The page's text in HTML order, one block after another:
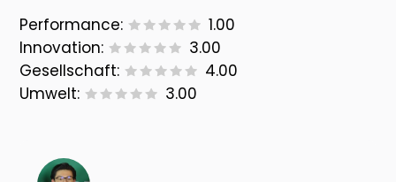
Performance:
1.00
Innovation:
3.00
Gesellschaft:
4.00
Umwelt:
3.00